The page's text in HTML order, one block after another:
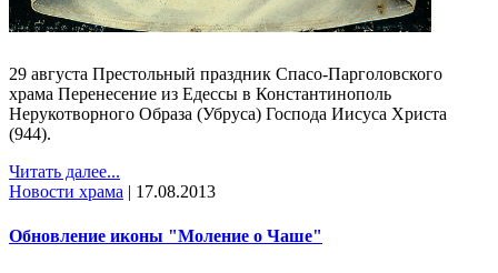
29 августа Престольный праздник Спасо-Парголовского
храма Перенесение из Едессы в Константинополь
Нерукотворного Образа (Убруса) Господа Иисуса Христа
(944).
Читать далее...
Новости храма | 17.08.2013
Обновление иконы "Моление о Чаше"